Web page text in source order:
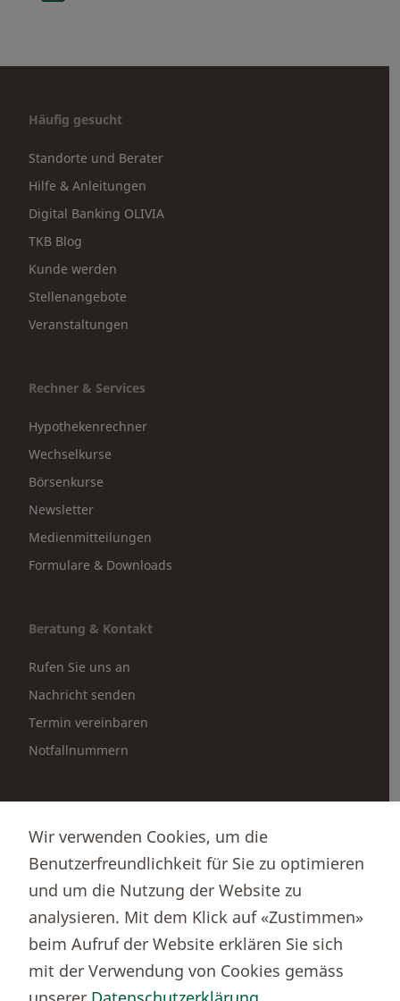
Häufig gesucht
Standorte und Berater
Hilfe & Anleitungen
Digital Banking OLIVIA
TKB Blog
Kunde werden
Stellenangebote
Veranstaltungen
Rechner & Services
Hypothekenrechner
Wechselkurse
Börsenkurse
Newsletter
Medienmitteilungen
Formulare & Downloads
Beratung & Kontakt
Rufen Sie uns an
Nachricht senden
Termin vereinbaren
Notfallnummern
Börsenportal Yourmoney
Thurgauer Kantonalbank
Bankenclearingnr.
784
Wir verwenden Cookies, um die
Benutzerfreundlichkeit für Sie zu optimieren
und um die Nutzung der Website zu
analysieren. Mit dem Klick auf «Zustimmen»
beim Aufruf der Website erklären Sie sich
mit der Verwendung von Cookies gemäss